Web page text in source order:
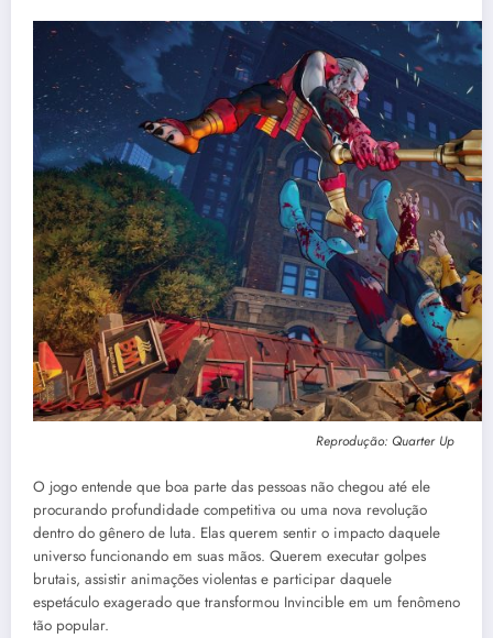
Reprodução: Quarter Up
O jogo entende que boa parte das pessoas não chegou até ele
procurando profundidade competitiva ou uma nova revolução
dentro do gênero de luta. Elas querem sentir o impacto daquele
universo funcionando em suas mãos. Querem executar golpes
brutais, assistir animações violentas e participar daquele
espetáculo exagerado que transformou Invincible em um fenômeno
tão popular.